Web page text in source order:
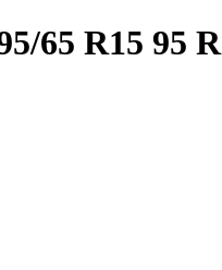
65 R15 95 R